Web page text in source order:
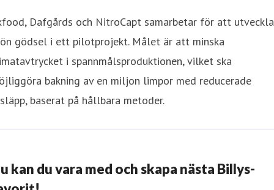
Dafgårds och NitroCapt samarbetar för att utveckla
gödsel i ett pilotprojekt. Målet är att minska
i spannmålsproduktionen, vilket ska
bakning av en miljon limpor med reducerade
baserat på hållbara metoder.
kan du vara med och skapa nästa Billys-